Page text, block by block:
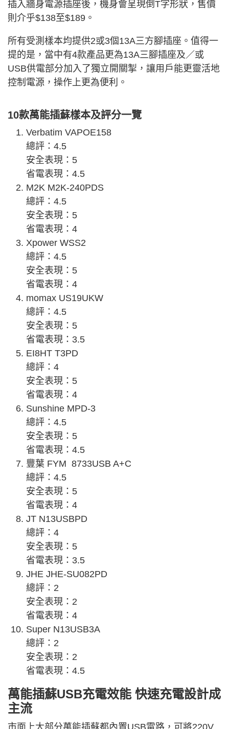
插入牆身電源插座後，機身會呈現倒T字形狀，售價
則介乎$138至$189。
所有受測樣本均提供2或3個13A三方腳插座。值得一
提的是，當中有4款產品更為13A三腳插座及／或
USB供電部分加入了獨立開關掣，讓用戶能更靈活地
控制電源，操作上更為便利。
10款萬能插蘇樣本及評分一覽
Verbatim VAPOE158
總評：4.5
安全表現：5
省電表現：4.5
M2K M2K-240PDS
總評：4.5
安全表現：5
省電表現：4
Xpower WSS2
總評：4.5
安全表現：5
省電表現：4
momax US19UKW
總評：4.5
安全表現：5
省電表現：3.5
EI8HT T3PD
總評：4
安全表現：5
省電表現：4
Sunshine MPD-3
總評：4.5
安全表現：5
省電表現：4.5
豐葉 FYM 8733USB A+C
總評：4.5
安全表現：5
省電表現：4
JT N13USBPD
總評：4
安全表現：5
省電表現：3.5
JHE JHE-SU082PD
總評：2
安全表現：2
省電表現：4
Super N13USB3A
總評：2
安全表現：2
省電表現：4.5
萬能插蘇USB充電效能 快速充電設計成
主流